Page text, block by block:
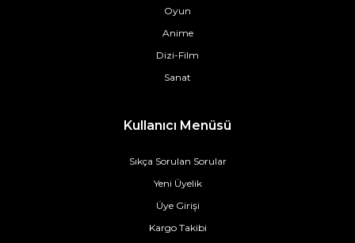
Oyun
Anime
Dizi-Film
Sanat
Kullanıcı Menüsü
Sıkça Sorulan Sorular
Yeni Üyelik
Üye Girişi
Kargo Takibi